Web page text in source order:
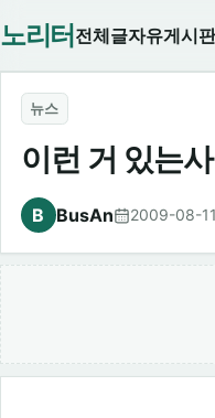
노리터 전체글자유게시판
뉴스
이런 거 있는
B BusAn 2009-08-